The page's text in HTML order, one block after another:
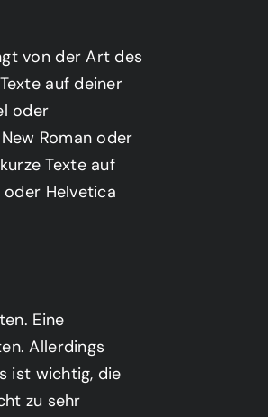
von der Art des
auf deiner
oder
Roman oder
Texte auf
Helvetica
Eine
Allerdings
ist wichtig, die
zu sehr